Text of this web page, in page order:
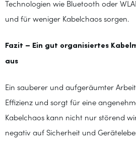
Technologien wie Bluetooth oder
und für weniger Kabelchaos sorgen.
Fazit – Ein gut organisiertes
aus
Ein sauberer und aufgeräumter
Effizienz und sorgt für eine
Kabelchaos kann nicht nur störend
negativ auf Sicherheit und